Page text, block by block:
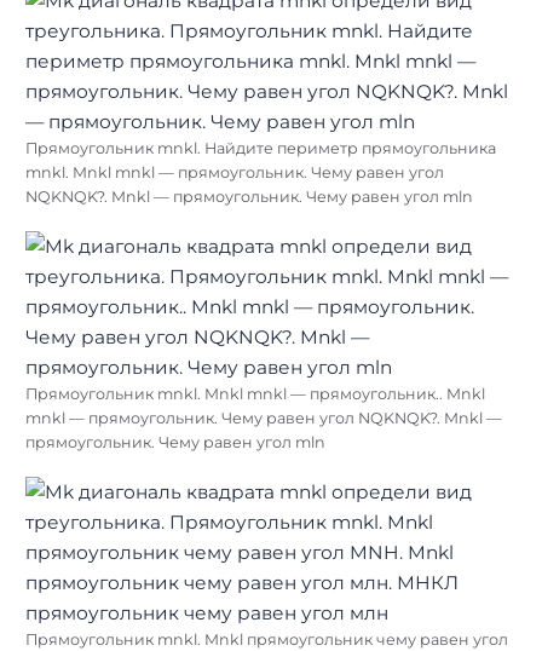
Прямоугольник mnkl. Найдите периметр прямоугольника
mnkl. Mnkl mnkl — прямоугольник. Чему равен угол
NQKNQK?. Mnkl — прямоугольник. Чему равен угол mln
Прямоугольник mnkl. Mnkl mnkl — прямоугольник.. Mnkl
mnkl — прямоугольник. Чему равен угол NQKNQK?. Mnkl —
прямоугольник. Чему равен угол mln
Прямоугольник mnkl. Mnkl прямоугольник чему равен угол